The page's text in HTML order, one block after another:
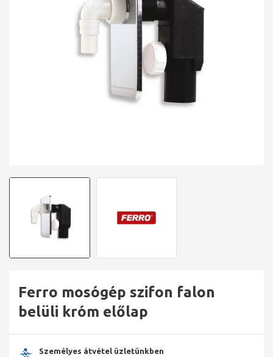
Ferro mosógép szifon falon
belüli króm előlap
Személyes átvétel üzletünkben